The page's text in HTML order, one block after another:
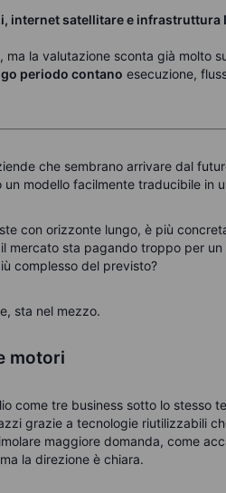
internet satellitare e infrastruttura
, ma la valutazione sconta già molto
periodo contano esecuzione,
che sembrano arrivare dal
modello facilmente traducibile in
con orizzonte lungo, è più
mercato sta pagando troppo per
complesso del previsto?
sta nel mezzo.
motori
come tre business sotto lo stesso
grazie a tecnologie riutilizzabili
maggiore domanda, come
la direzione è chiara.